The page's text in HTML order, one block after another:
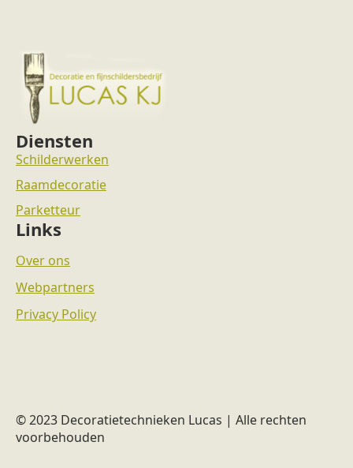
Diensten
Schilderwerken
Raamdecoratie
Parketteur
Links
Over ons
Webpartners
Privacy Policy
© 2023 Decoratietechnieken Lucas | Alle rechten
voorbehouden